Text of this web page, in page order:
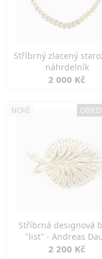
Stříbrný zlacený
náhrdelník
2 000 Kč
NOVÉ
Stříbrná designová
"list" - Andreas
2 200 Kč